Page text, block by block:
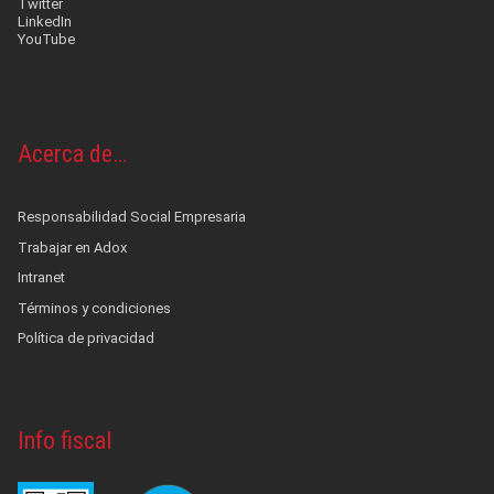
Twitter
LinkedIn
YouTube
Acerca de…
Responsabilidad Social Empresaria
Trabajar en Adox
Intranet
Términos y condiciones
Política de privacidad
Info fiscal